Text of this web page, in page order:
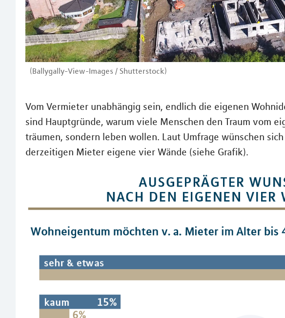
(Ballygally-View-Images / Shutterstock)
Vom Vermieter unabhängig sein, endlich die eigenen
sind Hauptgründe, warum viele Menschen den Traum vom
träumen, sondern leben wollen. Laut Umfrage wünschen
derzeitigen Mieter eigene vier Wände (siehe Grafik).